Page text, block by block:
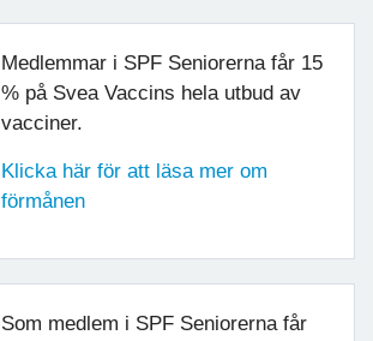
Medlemmar i SPF Seniorerna får 15
% på Svea Vaccins hela utbud av
vacciner.
Klicka här för att läsa mer om
förmånen
Som medlem i SPF Seniorerna får